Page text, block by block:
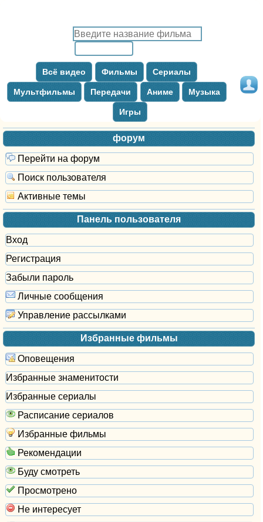
Всё видео Фильмы Сериалы
Мультфильмы Передачи Аниме Музыка
Игры
форум
Перейти на форум
Поиск пользователя
Активные темы
Панель пользователя
Вход
Регистрация
Забыли пароль
Личные сообщения
Управление рассылками
Избранные фильмы
Оповещения
Избранные знаменитости
Избранные сериалы
Расписание сериалов
Избранные фильмы
Рекомендации
Буду смотреть
Просмотрено
Не интересует